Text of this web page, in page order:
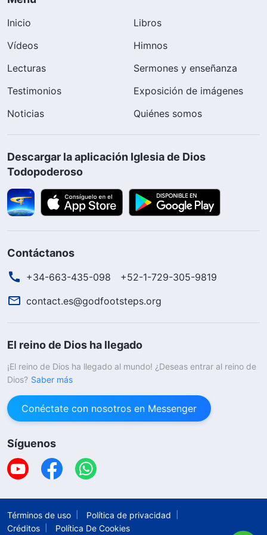
Inicio
Libros
Vídeos
Himnos
Lecturas
Sermones y enseñanza
Testimonios
Exposición de imágenes
Noticias
Quiénes somos
Descargar la aplicación Iglesia de Dios
Todopoderoso
Contáctanos
+34-663-435-098
+52-1-729-305-9819
contact.es@godfootsteps.org
El reino de Dios ha llegado
¡El reino de Dios ha llegado al mundo! ¿Deseas entrar al reino de
Dios? Saber más
Conéctate con nosotros en Messenger
Síguenos
Términos de uso
Política de privacidad
Créditos
Política De Cookies